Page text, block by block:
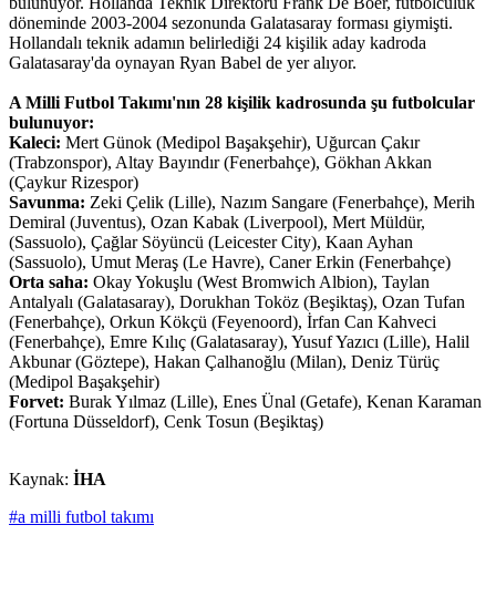
döneminde 2003-2004 sezonunda Galatasaray forması giymişti.
Hollandalı teknik adamın belirlediği 24 kişilik aday kadroda
Galatasaray'da oynayan Ryan Babel de yer alıyor.
A Milli Futbol Takımı'nın 28 kişilik kadrosunda şu futbolcular
bulunuyor:
Kaleci: Mert Günok (Medipol Başakşehir), Uğurcan Çakır
(Trabzonspor), Altay Bayındır (Fenerbahçe), Gökhan Akkan
(Çaykur Rizespor)
Savunma: Zeki Çelik (Lille), Nazım Sangare (Fenerbahçe), Merih
Demiral (Juventus), Ozan Kabak (Liverpool), Mert Müldür,
(Sassuolo), Çağlar Söyüncü (Leicester City), Kaan Ayhan
(Sassuolo), Umut Meraş (Le Havre), Caner Erkin (Fenerbahçe)
Orta saha: Okay Yokuşlu (West Bromwich Albion), Taylan
Antalyalı (Galatasaray), Dorukhan Toköz (Beşiktaş), Ozan Tufan
(Fenerbahçe), Orkun Kökçü (Feyenoord), İrfan Can Kahveci
(Fenerbahçe), Emre Kılıç (Galatasaray), Yusuf Yazıcı (Lille), Halil
Akbunar (Göztepe), Hakan Çalhanoğlu (Milan), Deniz Türüç
(Medipol Başakşehir)
Forvet: Burak Yılmaz (Lille), Enes Ünal (Getafe), Kenan Karaman
(Fortuna Düsseldorf), Cenk Tosun (Beşiktaş)
Kaynak: İHA
#a milli futbol takımı